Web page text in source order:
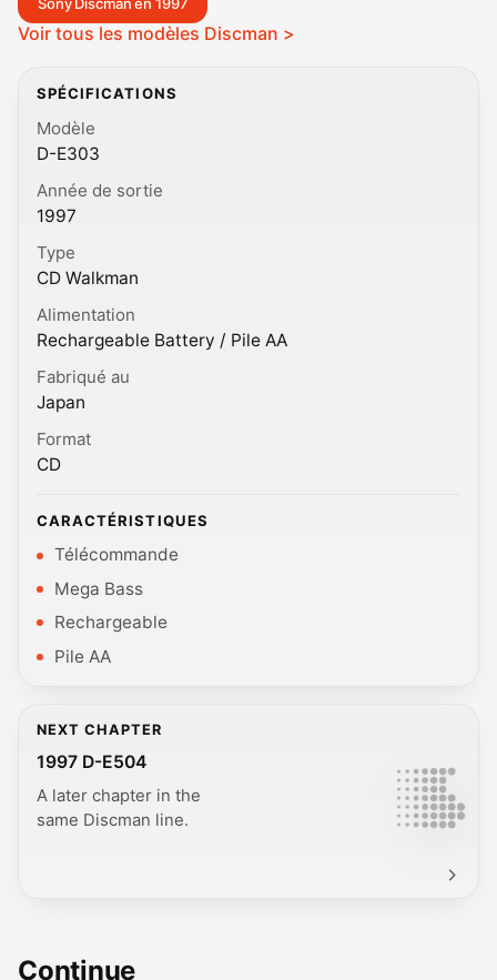
Sony Discman en 1997
Voir tous les modèles Discman >
SPÉCIFICATIONS
Modèle
D-E303
Année de sortie
1997
Type
CD Walkman
Alimentation
Rechargeable Battery / Pile AA
Fabriqué au
Japan
Format
CD
CARACTÉRISTIQUES
Télécommande
Mega Bass
Rechargeable
Pile AA
NEXT CHAPTER
1997 D-E504
A later chapter in the
same Discman line.
Continue